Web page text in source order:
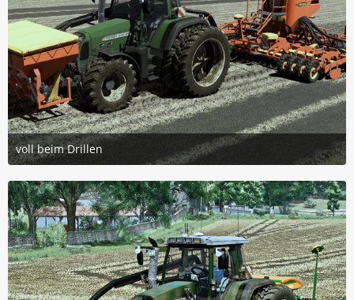
voll beim Drillen
20. Juli 2026 um 14:31
4